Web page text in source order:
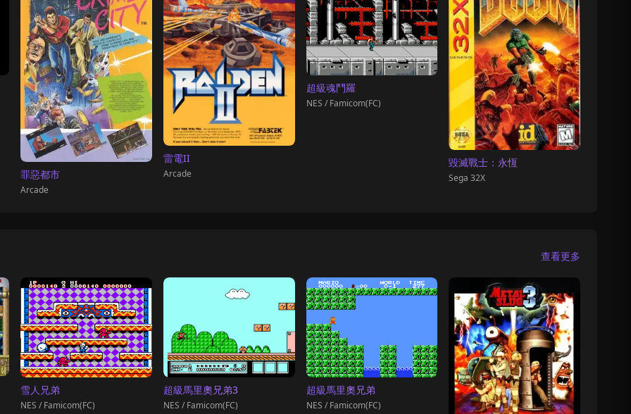
罪惡都市
Arcade
雷電II
Arcade
超級魂鬥羅
NES / Famicom(FC)
毀滅戰士：永恆
Sega 32X
查看更多
雪人兄弟
NES / Famicom(FC)
超級馬里奧兄弟3
NES / Famicom(FC)
超級馬里奧兄弟
NES / Famicom(FC)